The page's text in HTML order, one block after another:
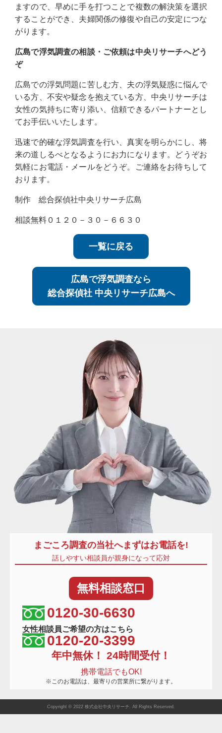
ますので、早めに手を打つことで複数の解決策を選択
することができ、夫婦関係の修復や自己の安定につな
がります。
広島で浮気調査の相談・ご依頼は中央リサーチへどう
ぞ
広島での浮気問題に苦しむ方、夫の浮気疑惑に悩んで
いる方、不安や疑念を抱えている方、中央リサーチは
女性の気持ちに寄り添い、信頼できるパートナーとし
てお手伝いいたします。
迅速で的確な浮気調査を行い、真実を明らかにし、将
来の道しるべとなるようにお力になります。どうぞお
気軽にお電話・メールをどうぞ。ご連絡をお待ちして
おります。
制作 総合探偵社中央リサーチ広島
相談無料０１２０－３０－６６３０
一覧に戻る
広島で浮気調査なら
総合探偵社 中央リサーチ広島へ
まごころ調査の当社へまずはお電話を!
話しやすい相談員が親身になって応対
無料相談窓口
0120-30-6630
女性相談員ご希望の方はこちら
0120-20-3399
年中無休！ 24時間受付！
携帯電話でもOK!
※このお電話は、最寄りの営業所に繋がります。
Copyright © 2022 株式会社中央リサーチ. All Rights Reserved.